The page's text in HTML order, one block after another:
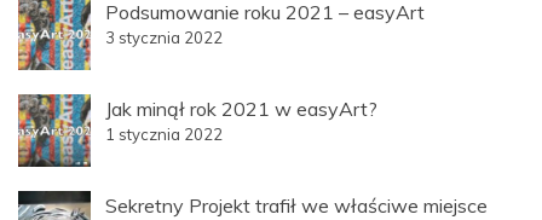
Podsumowanie roku 2021 – easyArt
3 stycznia 2022
Jak minął rok 2021 w easyArt?
1 stycznia 2022
Sekretny Projekt trafił we właściwe miejsce